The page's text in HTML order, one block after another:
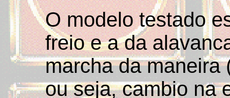
O modelo testado
freio e a da
marcha da maneira
ou seja, cambio na